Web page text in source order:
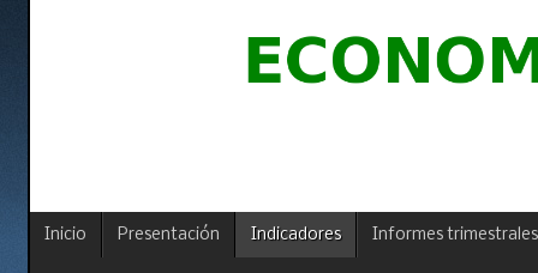
Inicio Presentación Indicadores Informes trimestrales